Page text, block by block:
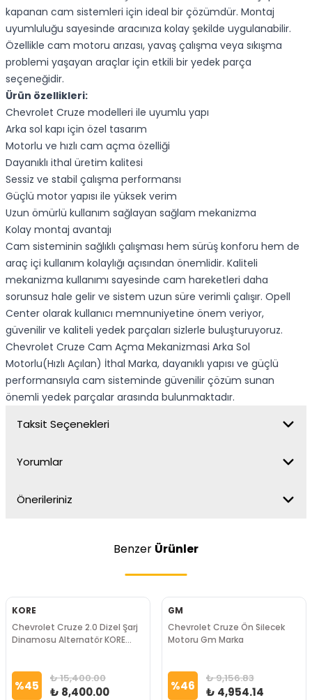
kapanan cam sistemleri için ideal bir çözümdür. Montaj
uyumluluğu sayesinde aracınıza kolay şekilde uygulanabilir.
Özellikle cam motoru arızası, yavaş çalışma veya sıkışma
problemi yaşayan araçlar için etkili bir yedek parça
seçeneğidir.
Ürün özellikleri:
Chevrolet Cruze modelleri ile uyumlu yapı
Arka sol kapı için özel tasarım
Motorlu ve hızlı cam açma özelliği
Dayanıklı ithal üretim kalitesi
Sessiz ve stabil çalışma performansı
Güçlü motor yapısı ile yüksek verim
Uzun ömürlü kullanım sağlayan sağlam mekanizma
Kolay montaj avantajı
Cam sisteminin sağlıklı çalışması hem sürüş konforu hem de
araç içi kullanım kolaylığı açısından önemlidir. Kaliteli
mekanizma kullanımı sayesinde cam hareketleri daha
sorunsuz hale gelir ve sistem uzun süre verimli çalışır. Opell
Center olarak kullanıcı memnuniyetine önem veriyor,
güvenilir ve kaliteli yedek parçaları sizlerle buluşturuyoruz.
Chevrolet Cruze Cam Açma Mekanizmasi Arka Sol
Motorlu(Hızlı Açılan) İthal Marka, dayanıklı yapısı ve güçlü
performansıyla cam sisteminde güvenilir çözüm sunan
önemli yedek parçalar arasında bulunmaktadır.
Taksit Seçenekleri
Yorumlar
Önerileriniz
Benzer Ürünler
KORE
Chevrolet Cruze 2.0 Dizel Şarj
Dinamosu Alternatör KORE
%45 ₺ 15,400.00
₺ 8,400.00
GM
Chevrolet Cruze Ön Silecek
Motoru Gm Marka
%46 ₺ 9,156.83
₺ 4,954.14